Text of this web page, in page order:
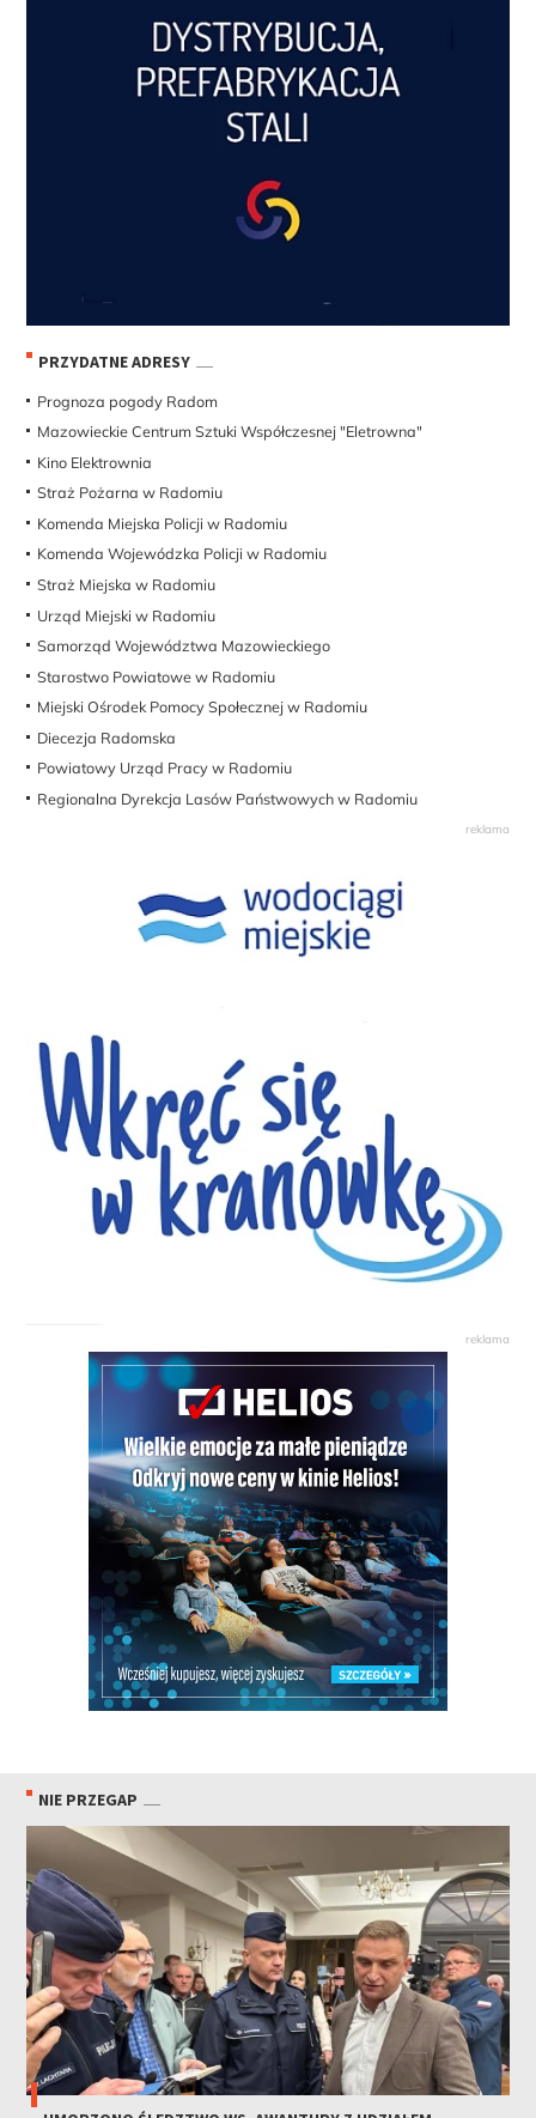
PRZYDATNE ADRESY
Prognoza pogody Radom
Mazowieckie Centrum Sztuki Współczesnej "Eletrowna"
Kino Elektrownia
Straż Pożarna w Radomiu
Komenda Miejska Policji w Radomiu
Komenda Wojewódzka Policji w Radomiu
Straż Miejska w Radomiu
Urząd Miejski w Radomiu
Samorząd Województwa Mazowieckiego
Starostwo Powiatowe w Radomiu
Miejski Ośrodek Pomocy Społecznej w Radomiu
Diecezja Radomska
Powiatowy Urząd Pracy w Radomiu
Regionalna Dyrekcja Lasów Państwowych w Radomiu
NIE PRZEGAP